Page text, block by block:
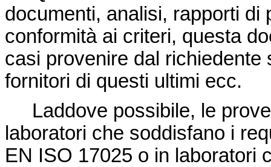
documenti, analisi, rapporti di
conformità ai criteri, questa
casi provenire dal
fornitori di questi ultimi ecc.
Laddove possibile, le
laboratori che soddisfano i
EN ISO 17025 o in laboratori